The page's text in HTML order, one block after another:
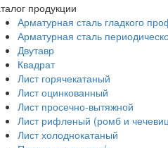
продукции
Арматурная сталь гладкого
Арматурная сталь
Двутавр
Квадрат
Лист горячекатаный
Лист оцинкованный
Лист просечно-вытяжной
Лист рифленый (ромб и
Лист холоднокатаный